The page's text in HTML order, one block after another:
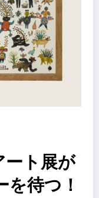
ート展が
待つ！